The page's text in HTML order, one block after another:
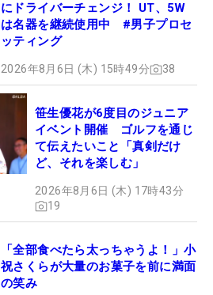
にドライバーチェンジ！ UT、5W
は名器を継続使用中 #男子プロセ
ッティング
2026年8月6日 (木) 15時49分 38
笹生優花が6度目のジュニア
イベント開催 ゴルフを通じ
て伝えたいこと「真剣だけ
ど、それを楽しむ」
2026年8月6日 (木) 17時43分
19
「全部食べたら太っちゃうよ！」小
祝さくらが大量のお菓子を前に満面
の笑み